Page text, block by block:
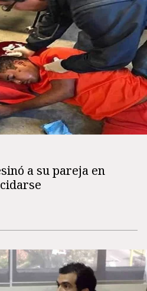
a su pareja en